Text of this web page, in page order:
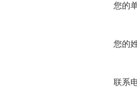
您的
您的
联系